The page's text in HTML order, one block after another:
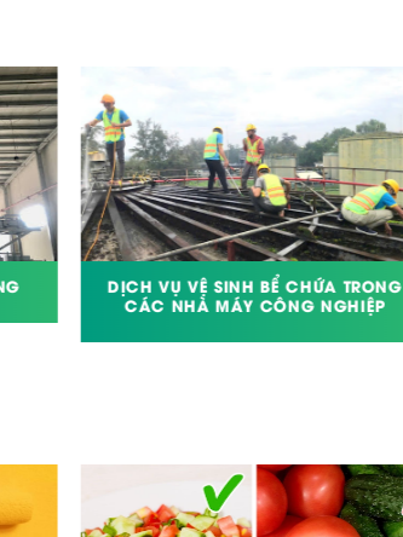
DỊCH VỤ VỆ SINH BỂ CHỨA TRONG
CÁC NHÀ MÁY CÔNG NGHIỆP